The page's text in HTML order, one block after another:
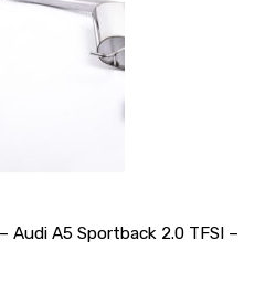
Audi A5 Sportback 2.0 TFSI –